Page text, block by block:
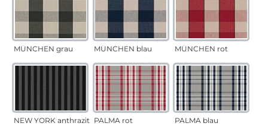
MÜNCHEN grau MÜNCHEN blau MÜNCHEN rot
NEW YORK anthrazit PALMA rot PALMA blau